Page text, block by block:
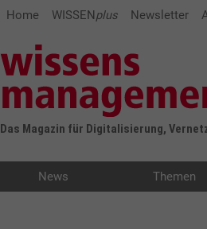
Home WISSENplus Newsletter
Das Magazin für Digitalisierung,
News Themen